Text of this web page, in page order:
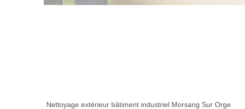
Nettoyage extérieur bâtiment industriel Morsang Sur Orge